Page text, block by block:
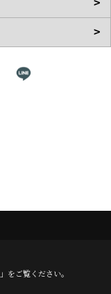
」をご覧ください。